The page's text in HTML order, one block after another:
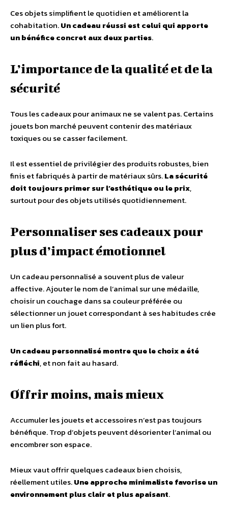
Ces objets simplifient le quotidien et améliorent la
cohabitation.Un cadeau réussi est celui qui apporte
un bénéfice concret aux deux parties.
L’importance de la qualité et de la
sécurité
Tous les cadeaux pour animaux ne se valent pas. Certains
jouets bon marché peuvent contenir des matériaux
toxiques ou se casser facilement.
Il est essentiel de privilégier des produits robustes, bien
finis et fabriqués à partir de matériaux sûrs.La sécurité
doit toujours primer sur l’esthétique ou le prix,
surtout pour des objets utilisés quotidiennement.
Personnaliser ses cadeaux pour
plus d’impact émotionnel
Un cadeau personnalisé a souvent plus de valeur
affective. Ajouter le nom de l’animal sur une médaille,
choisir un couchage dans sa couleur préférée ou
sélectionner un jouet correspondant à ses habitudes crée
un lien plus fort.
Un cadeau personnalisé montre que le choix a été
réfléchi, et non fait au hasard.
Offrir moins, mais mieux
Accumuler les jouets et accessoires n’est pas toujours
bénéfique. Trop d’objets peuvent désorienter l’animal ou
encombrer son espace.
Mieux vaut offrir quelques cadeaux bien choisis,
réellement utiles.Une approche minimaliste favorise un
environnement plus clair et plus apaisant.